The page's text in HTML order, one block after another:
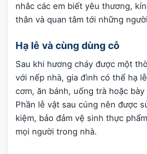
nhắc các em biết yêu thương,
thân và quan tâm tới những
Hạ lễ và cùng dùng cỗ
Sau khi hương cháy được một
với nếp nhà, gia đình có thể hạ
cơm, ăn bánh, uống trà hoặc
Phần lễ vật sau cúng nên được
kiệm, bảo đảm vệ sinh thực
mọi người trong nhà.